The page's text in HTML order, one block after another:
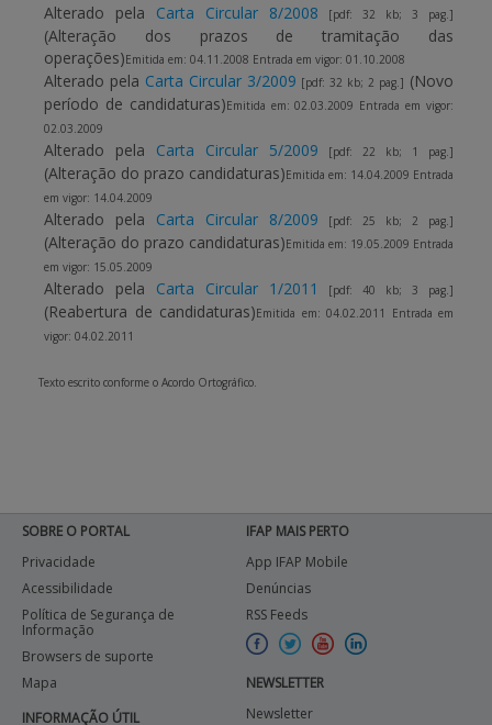
Alterado pela Carta Circular 8/2008 [pdf: 32 kb; 3 pag.]
(Alteração dos prazos de tramitação das
operações)Emitida em: 04.11.2008 Entrada em vigor: 01.10.2008
Alterado pela Carta Circular 3/2009 [pdf: 32 kb; 2 pag.] (Novo
período de candidaturas)Emitida em: 02.03.2009 Entrada em vigor:
02.03.2009
Alterado pela Carta Circular 5/2009 [pdf: 22 kb; 1 pag.]
(Alteração do prazo candidaturas)Emitida em: 14.04.2009 Entrada
em vigor: 14.04.2009
Alterado pela Carta Circular 8/2009 [pdf: 25 kb; 2 pag.]
(Alteração do prazo candidaturas)Emitida em: 19.05.2009 Entrada
em vigor: 15.05.2009
Alterado pela Carta Circular 1/2011 [pdf: 40 kb; 3 pag.]
(Reabertura de candidaturas)Emitida em: 04.02.2011 Entrada em
vigor: 04.02.2011
Texto escrito conforme o Acordo Ortográfico.
SOBRE O PORTAL
Privacidade
Acessibilidade
Política de Segurança de
Informação
Browsers de suporte
Mapa
INFORMAÇÃO ÚTIL
IFAP MAIS PERTO
App IFAP Mobile
Denúncias
RSS Feeds
NEWSLETTER
Newsletter